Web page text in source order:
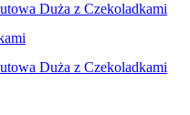
Duża z Czekoladkami
Duża z Czekoladkami